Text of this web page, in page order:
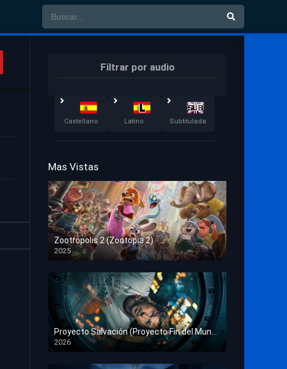
Filtrar por audio
Castellano Latino Subtitulada
Mas Vistas
Zootrópolis 2 (Zootopia 2)
2025
HD 1080p
Proyecto Salvación (Proyecto Fin del Mundo)
2026
HD 1080p